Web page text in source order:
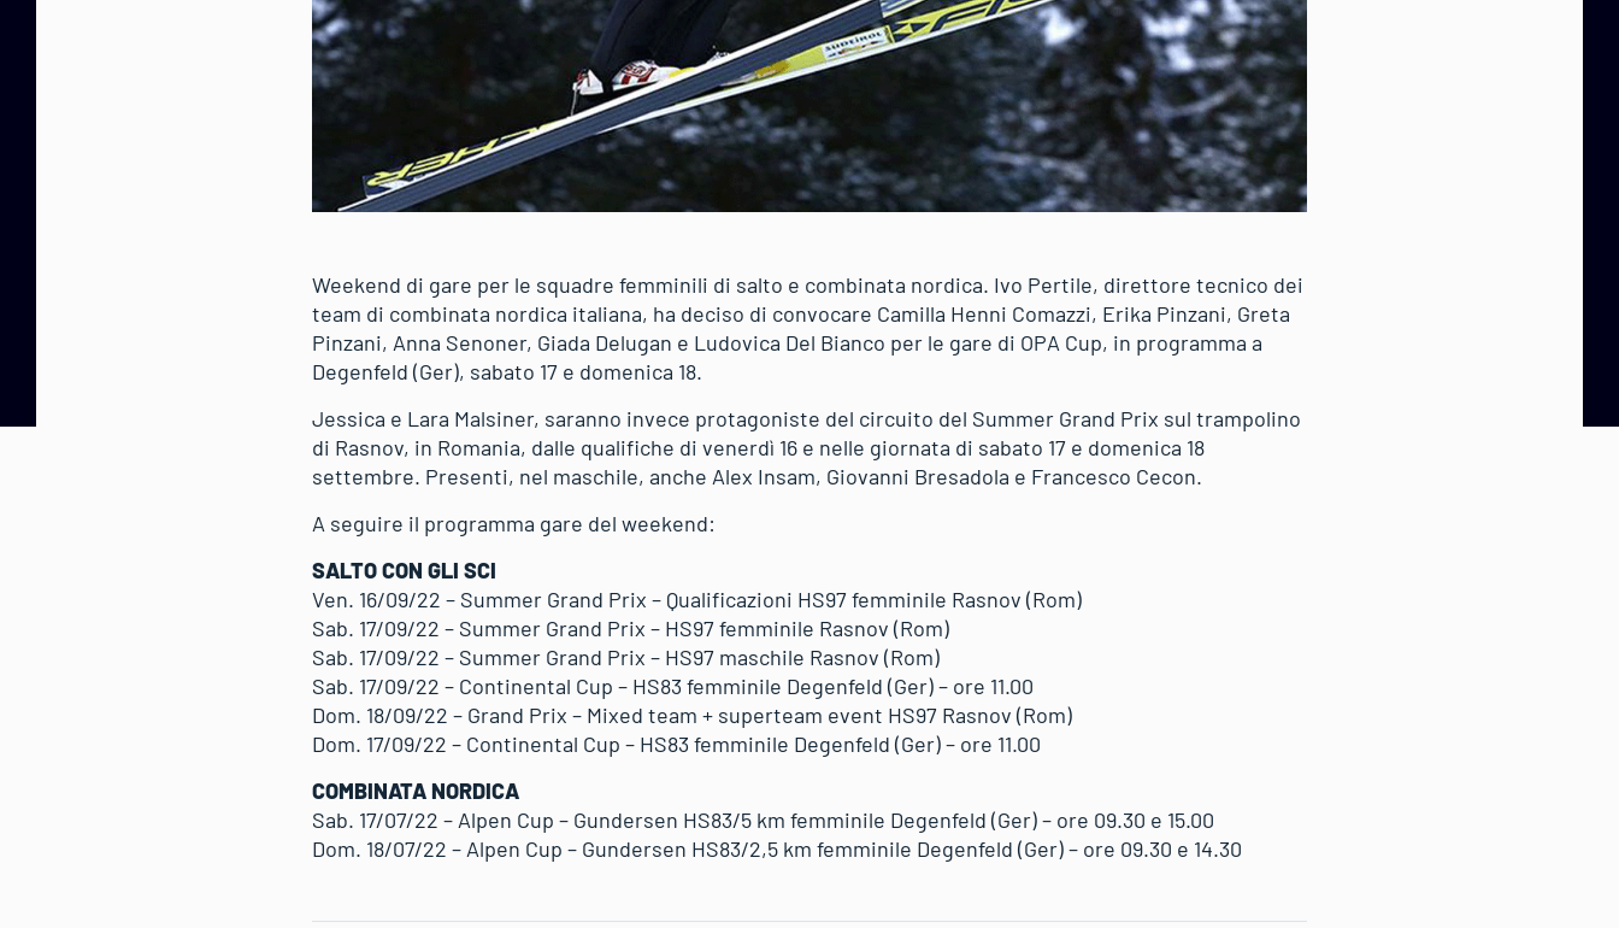
Weekend di gare per le squadre femminili di salto e combinata nordica. Ivo Pertile, direttore tecnico dei
team di combinata nordica italiana, ha deciso di convocare Camilla Henni Comazzi, Erika Pinzani, Greta
Pinzani, Anna Senoner, Giada Delugan e Ludovica Del Bianco per le gare di OPA Cup, in programma a
Degenfeld (Ger), sabato 17 e domenica 18.
Jessica e Lara Malsiner, saranno invece protagoniste del circuito del Summer Grand Prix sul trampolino
di Rasnov, in Romania, dalle qualifiche di venerdì 16 e nelle giornata di sabato 17 e domenica 18
settembre. Presenti, nel maschile, anche Alex Insam, Giovanni Bresadola e Francesco Cecon.
A seguire il programma gare del weekend:
SALTO CON GLI SCI
Ven. 16/09/22 – Summer Grand Prix – Qualificazioni HS97 femminile Rasnov (Rom)
Sab. 17/09/22 – Summer Grand Prix – HS97 femminile Rasnov (Rom)
Sab. 17/09/22 – Summer Grand Prix – HS97 maschile Rasnov (Rom)
Sab. 17/09/22 – Continental Cup – HS83 femminile Degenfeld (Ger) – ore 11.00
Dom. 18/09/22 – Grand Prix – Mixed team + superteam event HS97 Rasnov (Rom)
Dom. 17/09/22 – Continental Cup – HS83 femminile Degenfeld (Ger) – ore 11.00
COMBINATA NORDICA
Sab. 17/07/22 – Alpen Cup – Gundersen HS83/5 km femminile Degenfeld (Ger) – ore 09.30 e 15.00
Dom. 18/07/22 – Alpen Cup – Gundersen HS83/2,5 km femminile Degenfeld (Ger) – ore 09.30 e 14.30